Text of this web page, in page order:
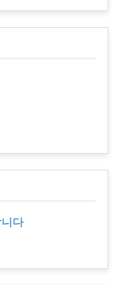
다